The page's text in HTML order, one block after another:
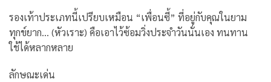
รองเท้าประเภทนี้เปรียบเหมือน “เพื่อนซี้” ที่อยู่กับคุณในยาม
ทุกข์ยาก… (หัวเราะ) คือเอาไว้ซ้อมวิ่งประจำวันนั่นเอง ทนทาน
ใช้ได้หลากหลาย
ลักษณะเด่น